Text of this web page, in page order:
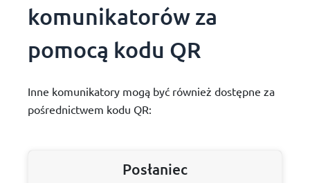
komunikatorów za
pomocą kodu QR
Inne komunikatory mogą być również dostępne za
pośrednictwem kodu QR:
Posłaniec